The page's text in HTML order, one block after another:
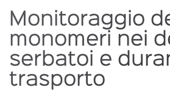
Monitoraggio
monomeri nei
serbatoi e
trasporto